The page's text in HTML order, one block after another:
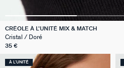
GÉNÉRATION AGATHA
SUR LA PEAU
CRÉOLE À L'UNITÉ MIX & MATCH
Cristal / Doré
35 €
À L'UNITÉ